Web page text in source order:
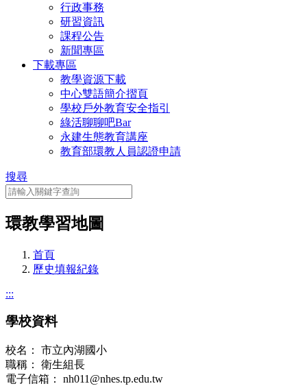
行政事務
研習資訊
課程公告
新聞專區
下載專區
教學資源下載
中心雙語簡介摺頁
學校戶外教育安全指引
綠活聊聊吧Bar
永建生態教育講座
教育部環教人員認證申請
搜尋
環教學習地圖
首頁
歷史填報紀錄
:::
學校資料
校名：
市立內湖國小
職稱：
衛生組長
電子信箱：
nh011@nhes.tp.edu.tw